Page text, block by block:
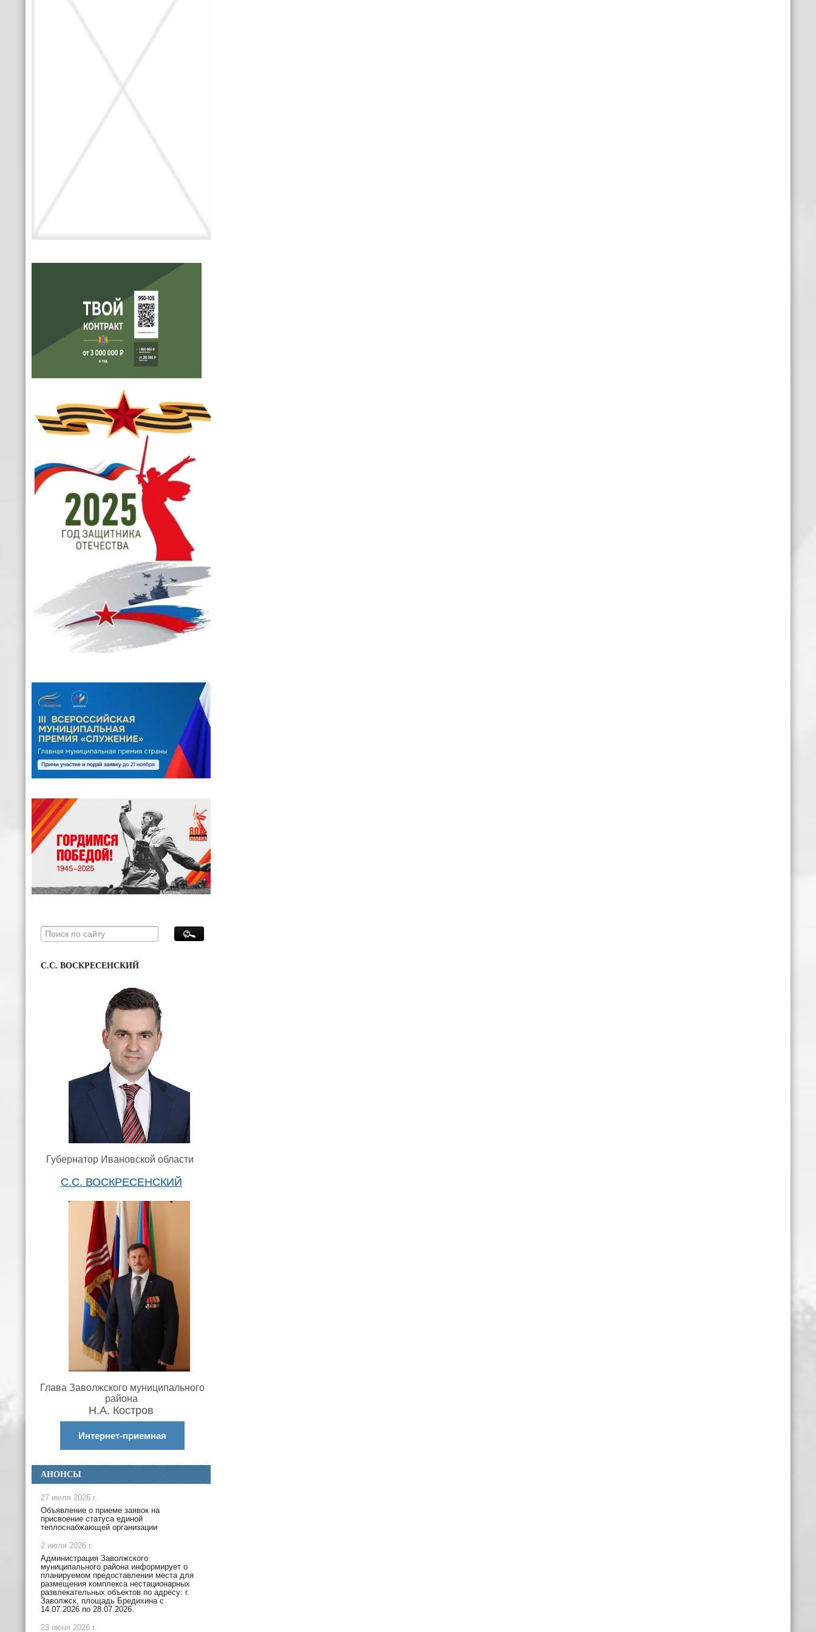
С.С. ВОСКРЕСЕНСКИЙ
Губернатор Ивановской области
С.С. ВОСКРЕСЕНСКИЙ
Глава Заволжского муниципального
района
Н.А. Костров
Интернет-приемная
АНОНСЫ
27 июля 2026 г.
Объявление о приеме заявок на
присвоение статуса единой
теплоснабжающей организации
2 июля 2026 г.
Администрация Заволжского
муниципального района информирует о
планируемом предоставлении места для
размещения комплекса нестационарных
развлекательных объектов по адресу: г.
Заволжск, площадь Бредихина с
14.07.2026 по 28.07.2026.
23 июня 2026 г.